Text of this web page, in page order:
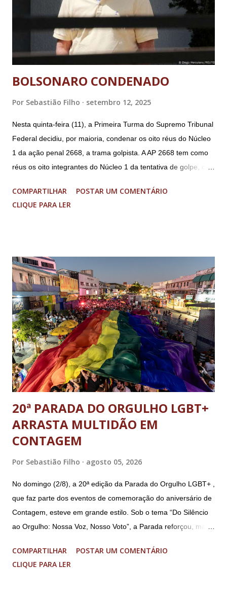
BOLSONARO CONDENADO
Por Sebastião Filho setembro 12, 2025
Nesta quinta-feira (11), a Primeira Turma do Supremo Tribunal
Federal decidiu, por maioria, condenar os oito réus do Núcleo
1 da ação penal 2668, a trama golpista. A AP 2668 tem como
réus os oito integrantes do Núcleo 1 da tentativa de golpe, ou
(PGR): o deputado federal Alexandre Ramagem, ex-diretor da
Agência Brasileira de Inteligência (Abin); o almirante Almir
Segurança Institucional (GSI); o tenente-coronel Mauro Cid,
ex-ajudante de ordens de Bolsonaro (réu-colaborador); o ex-
presidente da República Jair Bolsonaro; o general Paulo
Sérgio Nogueira, ex-ministro da Defesa; e o general da
reserva Walter Braga Netto, ex-ministro da Casa Civil e da
Defesa. A acusação envolveu os crimes de tentativa de
abolição violenta do Estado Democrático de Direito, golpe de
E...
COMPARTILHAR
POSTAR UM COMENTÁRIO
CLIQUE PARA LER
20ª PARADA DO ORGULHO LGBT+
ARRASTA MULTIDÃO EM
CONTAGEM
Por Sebastião Filho agosto 05, 2026
No domingo (2/8), a 20ª edição da Parada do Orgulho LGBT+ ,
que faz parte dos eventos de comemoração do aniversário de
Contagem, esteve em grande estilo. Sob o tema “Do Silêncio
ao Orgulho: Nossa Voz, Nosso Voto”, a Parada reforçou, mais
município. A concentração foi na Praça da Glória, que estava
preparada com um palco e contou com diversos shows,
COMPARTILHAR
POSTAR UM COMENTÁRIO
CLIQUE PARA LER